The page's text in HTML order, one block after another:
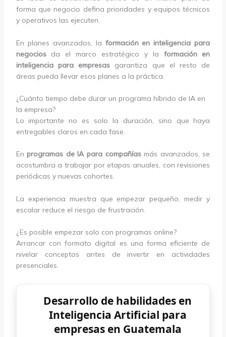
forma que negocio defina prioridades y equipos técnicos
y operativos las ejecuten.
En planes avanzados, la formación en inteligencia para
negociosda el marco estratégico y la formación en
inteligencia para empresas garantiza que el resto de
áreas pueda llevar esos planes a la práctica.
¿Cuánto tiempo debe durar un programa híbrido de IA en
la empresa?
Lo importante no es solo la duración, sino que haya
entregables claros en cada fase.
Enprogramas de IA para compañíasmás avanzados, se
acostumbra a trabajar por etapas anuales, con revisiones
periódicas y nuevas cohortes.
La experiencia muestra que empezar pequeño, medir y
escalar reduce el riesgo de frustración.
¿Es posible empezar solo con programas online?
Arrancar con formato digital es una forma eficiente de
nivelar conceptos antes de invertir en actividades
presenciales.
Desarrollo de habilidades en
Inteligencia Artificial para
empresas en Guatemala